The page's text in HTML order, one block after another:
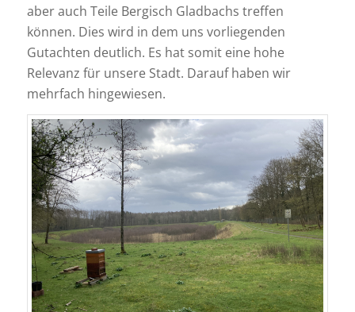
aber auch Teile Bergisch Gladbachs treffen
können. Dies wird in dem uns vorliegenden
Gutachten deutlich. Es hat somit eine hohe
Relevanz für unsere Stadt. Darauf haben wir
mehrfach hingewiesen.